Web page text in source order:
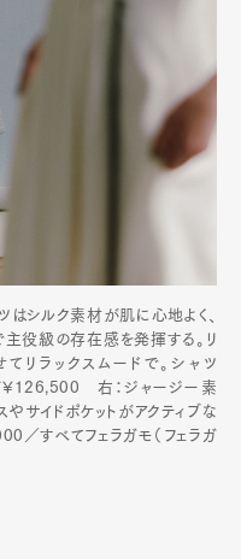
はシルク素材が肌に心地よく、
主役級の存在感を発揮する。リ
リラックスムードで。シャツ
¥126,500 右：ジャージー素
やサイドポケットがアクティブな
／すべてフェラガモ（フェラガ